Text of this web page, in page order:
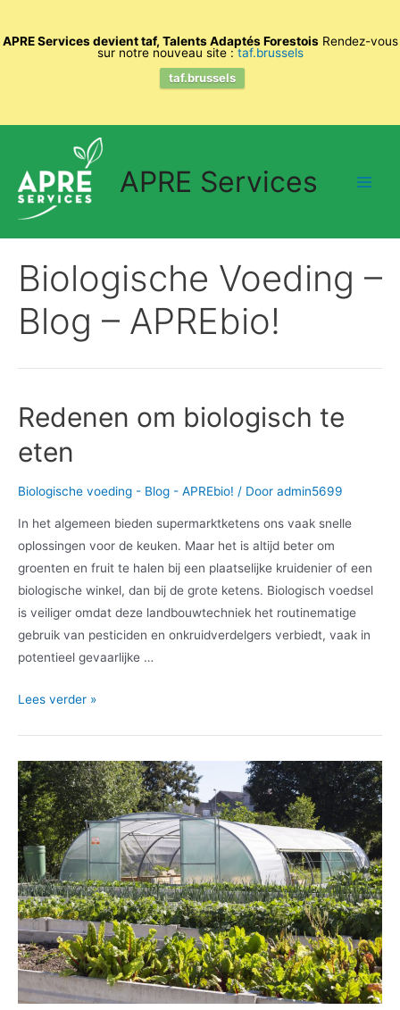
APRE Services devient taf, Talents Adaptés ForestoisRendez-vous
sur notre nouveau site :taf.brussels
taf.brussels
inhoud
APRE Services
Biologische Voeding –
Blog – APREbio!
Redenen om biologisch te
eten
Biologische voeding - Blog - APREbio! / Door admin5699
In het algemeen bieden supermarktketens ons vaak snelle
oplossingen voor de keuken. Maar het is altijd beter om
groenten en fruit te halen bij een plaatselijke kruidenier of een
biologische winkel, dan bij de grote ketens. Biologisch voedsel
is veiliger omdat deze landbouwtechniek het routinematige
gebruik van pesticiden en onkruidverdelgers verbiedt, vaak in
potentieel gevaarlijke …
Redenen
te
eten
Lees verder »